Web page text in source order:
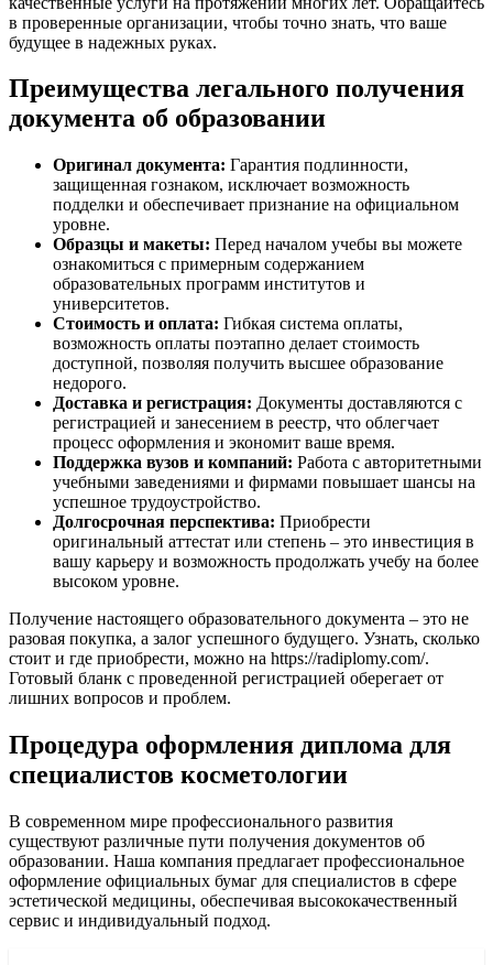
в проверенные организации, чтобы точно знать, что ваше
будущее в надежных руках.
Преимущества легального получения
документа об образовании
Оригинал документа: Гарантия подлинности,
защищенная гознаком, исключает возможность
подделки и обеспечивает признание на официальном
уровне.
Образцы и макеты: Перед началом учебы вы можете
ознакомиться с примерным содержанием
образовательных программ институтов и
университетов.
Стоимость и оплата: Гибкая система оплаты,
возможность оплаты поэтапно делает стоимость
доступной, позволяя получить высшее образование
недорого.
Доставка и регистрация: Документы доставляются с
регистрацией и занесением в реестр, что облегчает
процесс оформления и экономит ваше время.
Поддержка вузов и компаний: Работа с авторитетными
учебными заведениями и фирмами повышает шансы на
успешное трудоустройство.
Долгосрочная перспектива: Приобрести
оригинальный аттестат или степень – это инвестиция в
вашу карьеру и возможность продолжать учебу на более
высоком уровне.
Получение настоящего образовательного документа – это не
разовая покупка, а залог успешного будущего. Узнать, сколько
стоит и где приобрести, можно на https://radiplomy.com/.
Готовый бланк с проведенной регистрацией оберегает от
лишних вопросов и проблем.
Процедура оформления диплома для
специалистов косметологии
В современном мире профессионального развития
существуют различные пути получения документов об
образовании. Наша компания предлагает профессиональное
оформление официальных бумаг для специалистов в сфере
эстетической медицины, обеспечивая высококачественный
сервис и индивидуальный подход.